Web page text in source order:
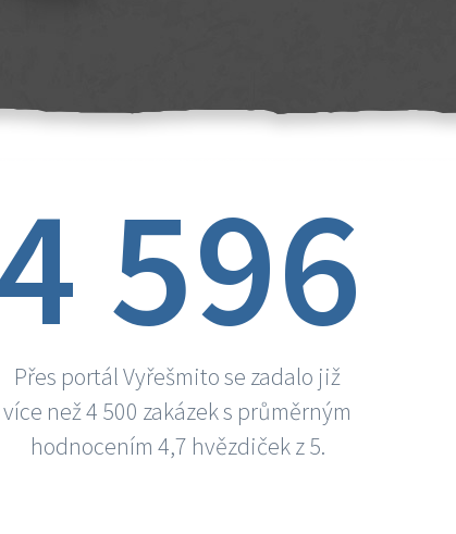
596
Přes portál Vyřešmito se zadalo již
více než 4 500 zakázek s průměrným
hodnocením 4,7 hvězdiček z 5.